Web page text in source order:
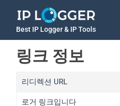
Best IP Logger & IP Tools
링크 정보
리디렉션 URL
로거 링크입니다